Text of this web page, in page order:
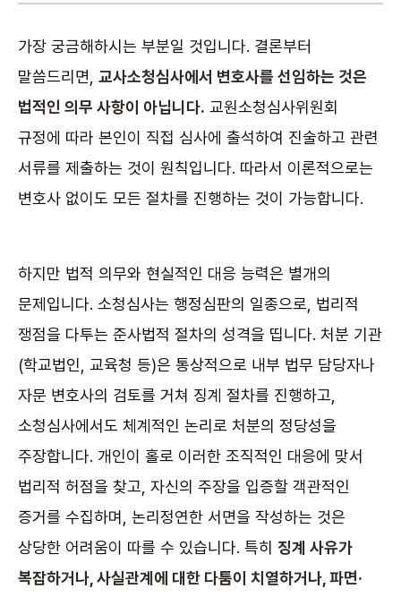
가장 궁금해하시는 부분일 것입니다. 결론부터
말씀드리면, 교사소청심사에서 변호사를 선임하는 것은
법적인 의무 사항이 아닙니다. 교원소청심사위원회
규정에 따라 본인이 직접 심사에 출석하여 진술하고 관련
서류를 제출하는 것이 원칙입니다. 따라서 이론적으로는
변호사 없이도 모든 절차를 진행하는 것이 가능합니다.
하지만 법적 의무와 현실적인 대응 능력은 별개의
문제입니다. 소청심사는 행정심판의 일종으로, 법리적
쟁점을 다투는 준사법적 절차의 성격을 띱니다. 처분 기관
(학교법인, 교육청 등)은 통상적으로 내부 법무 담당자나
자문 변호사의 검토를 거쳐 징계 절차를 진행하고,
소청심사에서도 체계적인 논리로 처분의 정당성을
주장합니다. 개인이 홀로 이러한 조직적인 대응에 맞서
법리적 허점을 찾고, 자신의 주장을 입증할 객관적인
증거를 수집하며, 논리정연한 서면을 작성하는 것은
상당한 어려움이 따를 수 있습니다. 특히 징계 사유가
복잡하거나, 사실관계에 대한 다툼이 치열하거나, 파면·